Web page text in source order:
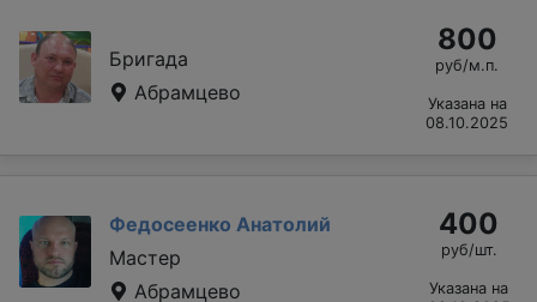
Бригада
Абрамцево
800
руб/м.п.
Указана на
08.10.2025
Федосеенко Анатолий
Мастер
Абрамцево
400
руб/шт.
Указана на